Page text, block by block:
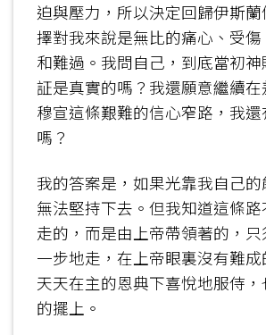
迫與壓力，所以決定回歸伊斯
擇對我來說是無比的痛心、受
和難過。我問自己，到底當初
証是真實的嗎？我還願意繼續在
穆宣這條艱難的信心窄路，我
嗎？
我的答案是，如果光靠我自己
無法堅持下去。但我知道這條
走的，而是由上帝帶領著的，
一步地走，在上帝眼裏沒有難
天天在主的恩典下喜悅地服侍
的擺上。